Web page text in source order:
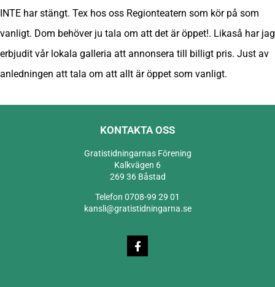
INTE har stängt. Tex hos oss Regionteatern som kör på som
vanligt. Dom behöver ju tala om att det är öppet!. Likaså har jag
erbjudit vår lokala galleria att annonsera till billigt pris. Just av
anledningen att tala om att allt är öppet som vanligt.
KONTAKTA OSS
Gratistidningarnas Förening
Kalkvägen 6
269 36 Båstad
Telefon 0708-99 29 01
kansli@gratistidningarna.se